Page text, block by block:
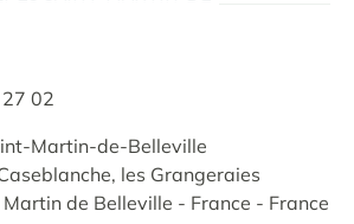
02
Martin-de-Belleville
les Grangeraies
de Belleville - France - France